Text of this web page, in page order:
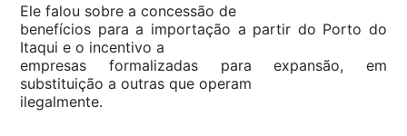
Ele falou sobre a concessão de
benefícios para a importação a partir do Porto do
Itaqui e o incentivo a
empresas formalizadas para expansão, em
substituição a outras que operam
ilegalmente.